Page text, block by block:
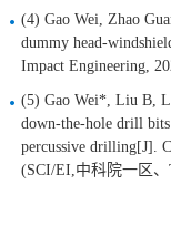
(4) Gao Wei, Zhao
dummy head-
Impact Engineering,
(5) Gao Wei*, Liu B,
down-the-hole drill
percussive drilling[J].
(SCI/EI,中科院一区、